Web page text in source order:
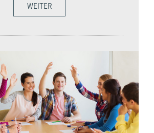
WEITER